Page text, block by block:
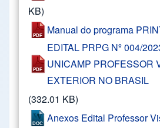
KB)
Manual do programa
EDITAL PRPG Nº 004/
UNICAMP PROFESSOR
EXTERIOR NO BRASIL
(332.01 KB)
Anexos Edital Professor